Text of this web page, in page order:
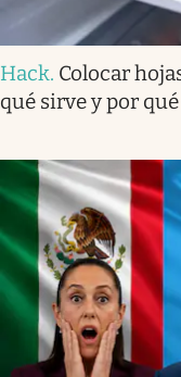
Hack. Colocar
qué sirve y por